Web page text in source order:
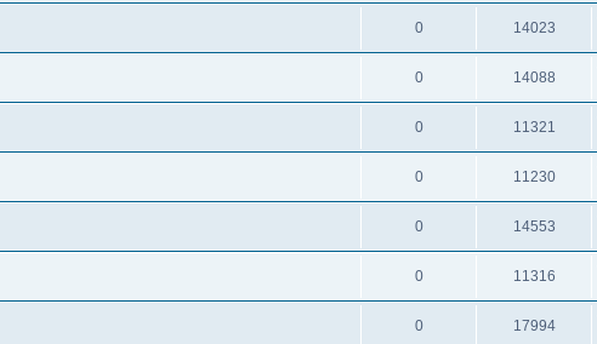
0 14023
0 14088
0 11321
0 11230
0 14553
0 11316
0 17994